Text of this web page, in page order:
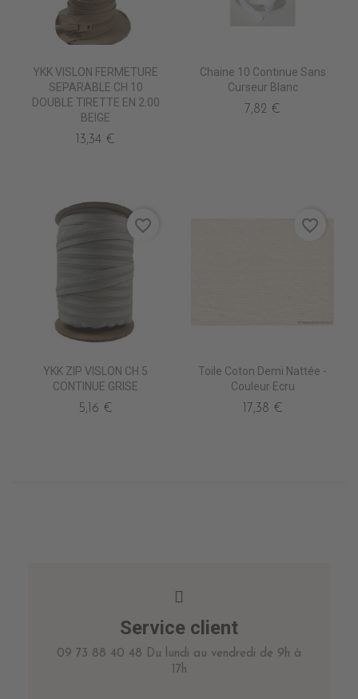
YKK VISLON FERMETURE
SEPARABLE CH 10
DOUBLE TIRETTE EN 2.00
BEIGE
13,34 €
Chaine 10 Continue Sans
Curseur Blanc
7,82 €
YKK ZIP VISLON CH 5
CONTINUE GRISE
5,16 €
favorite_border
Toile Coton Demi Nattée -
Couleur Ecru
17,38 €
favorite_border
Service client
09 73 88 40 48 Du lundi au vendredi de 9h à
17h